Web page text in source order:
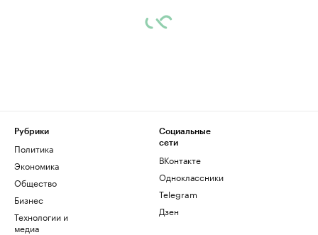
Рубрики
Политика
Экономика
Общество
Бизнес
Технологии и
медиа
Социальные
сети
ВКонтакте
Одноклассники
Telegram
Дзен